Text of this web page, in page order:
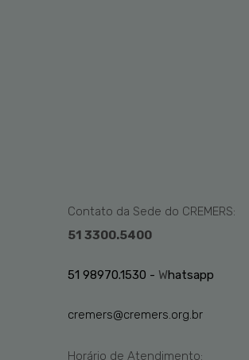
Contato da Sede do CREMERS:
51 3300.5400
51 98970.1530 - Whatsapp
cremers@cremers.org.br
Horário de Atendimento: